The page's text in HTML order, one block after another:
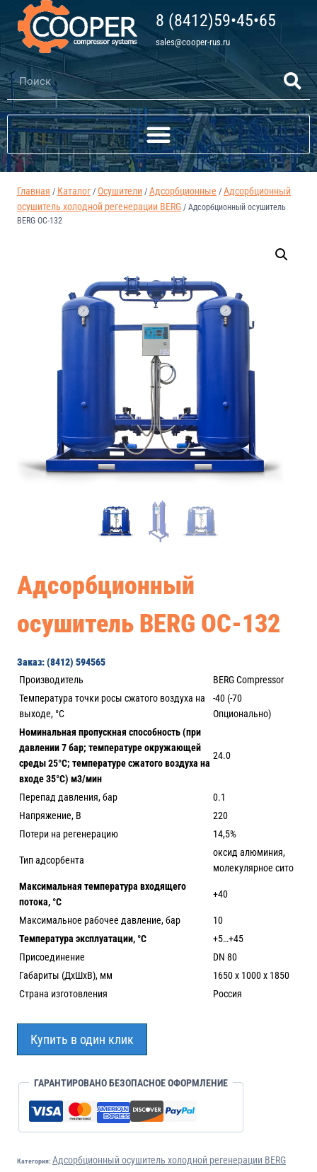
8 (8412)59•45•65
sales@cooper-rus.ru
Главная / Каталог / Осушители / Адсорбционные / Адсорбционный
осушитель холодной регенерации BERG / Адсорбционный осушитель
BERG ОС-132
Адсорбционный
осушитель BERG ОС-132
Заказ: (8412) 594565
Производитель
BERG Compressor
Температура точки росы сжатого воздуха на
выходе, °С
-40 (-70
Опционально)
Номинальная пропускная способность (при
давлении 7 бар; температуре окружающей
среды 25°С; температуре сжатого воздуха на
входе 35°С) м3/мин
24.0
Перепад давления, бар
0.1
Напряжение, В
220
Потери на регенерацию
14,5%
Тип адсорбента
оксид алюминия,
молекулярное сито
Максимальная температура входящего
потока, °С
+40
Максимальное рабочее давление, бар
10
Температура эксплуатации, °С
+5…+45
Присоединение
DN 80
Габариты (ДхШхВ), мм
1650 х 1000 х 1850
Страна изготовления
Россия
Купить в один клик
ГАРАНТИРОВАНО БЕЗОПАСНОЕ ОФОРМЛЕНИЕ
Категория: Адсорбционный осушитель холодной регенерации BERG